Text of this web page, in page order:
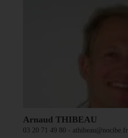
Arnaud THIBEAU
03 20 71 49 80 - athibeau@nocibe.fr